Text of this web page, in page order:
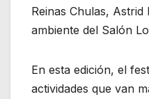
Reinas Chulas,
ambiente del Salón
En esta edición, el
actividades que van